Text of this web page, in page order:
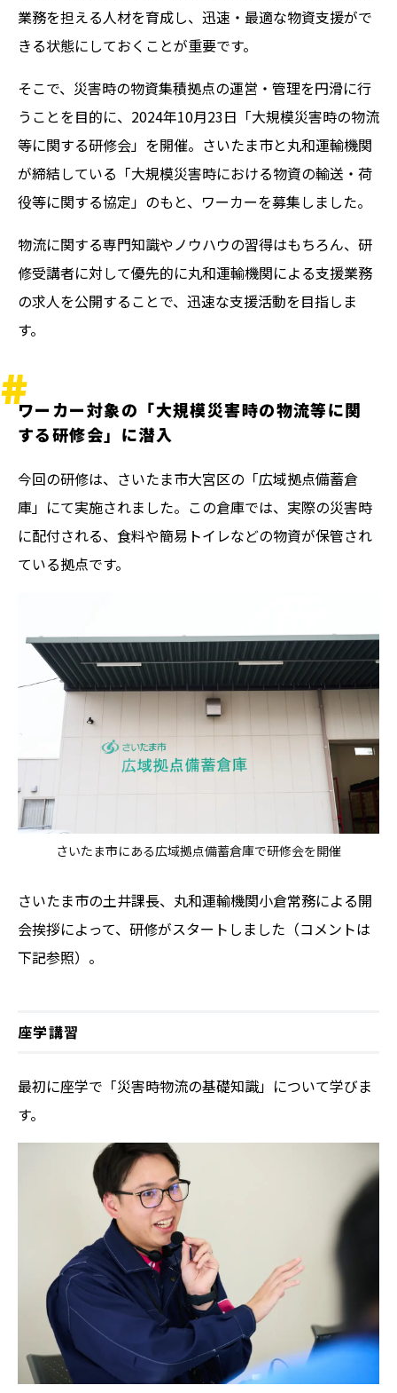
業務を担える人材を育成し、迅速・最適な物資支援がで
きる状態にしておくことが重要です。
そこで、災害時の物資集積拠点の運営・管理を円滑に行
うことを目的に、2024年10月23日「大規模災害時の物流
等に関する研修会」を開催。さいたま市と丸和運輸機関
が締結している「大規模災害時における物資の輸送・荷
役等に関する協定」のもと、ワーカーを募集しました。
物流に関する専門知識やノウハウの習得はもちろん、研
修受講者に対して優先的に丸和運輸機関による支援業務
の求人を公開することで、迅速な支援活動を目指しま
す。
ワーカー対象の「大規模災害時の物流等に関
する研修会」に潜入
今回の研修は、さいたま市大宮区の「広域拠点備蓄倉
庫」にて実施されました。この倉庫では、実際の災害時
に配付される、食料や簡易トイレなどの物資が保管され
ている拠点です。
さいたま市にある広域拠点備蓄倉庫で研修会を開催
さいたま市の土井課長、丸和運輸機関小倉常務による開
会挨拶によって、研修がスタートしました（コメントは
下記参照）。
座学講習
最初に座学で「災害時物流の基礎知識」について学びま
す。